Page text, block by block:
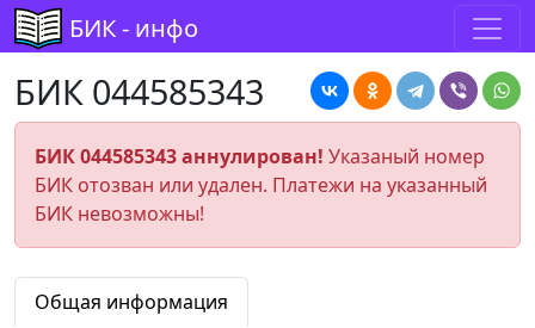
БИК - инфо
БИК 044585343
БИК 044585343 аннулирован! Указаный номер
БИК отозван или удален. Платежи на указанный
БИК невозможны!
Общая информация